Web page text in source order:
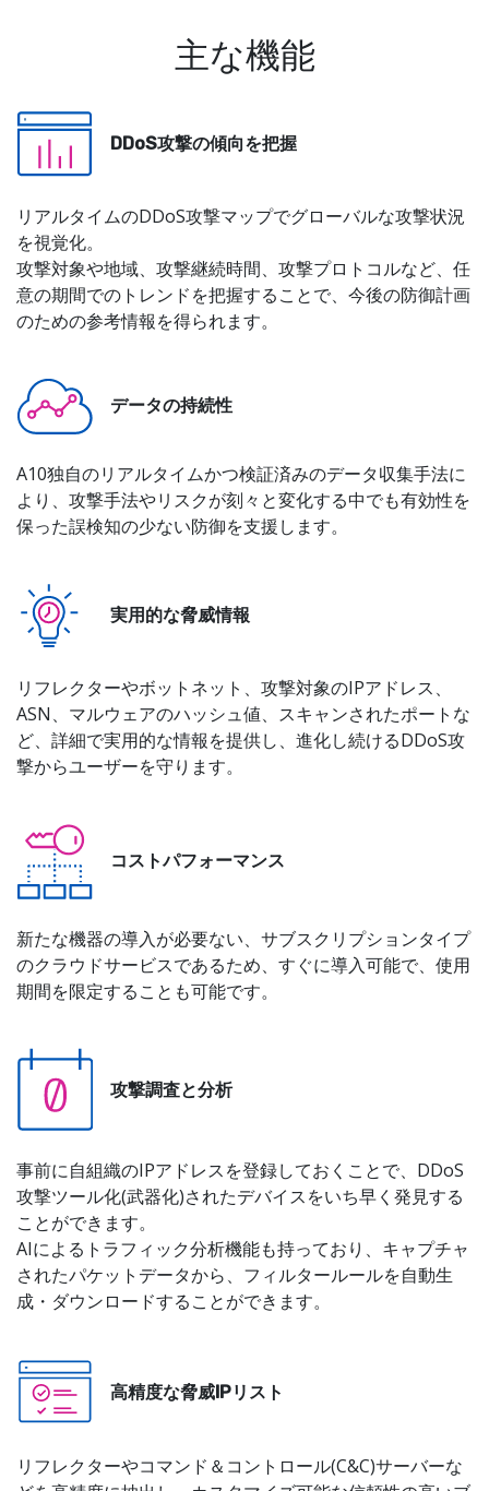
主な機能
DDoS攻撃の傾向を把握
リアルタイムのDDoS攻撃マップでグローバルな攻撃状況
を視覚化。
攻撃対象や地域、攻撃継続時間、攻撃プロトコルなど、任
意の期間でのトレンドを把握することで、今後の防御計画
のための参考情報を得られます。
データの持続性
A10独自のリアルタイムかつ検証済みのデータ収集手法に
より、攻撃手法やリスクが刻々と変化する中でも有効性を
保った誤検知の少ない防御を支援します。
実用的な脅威情報
リフレクターやボットネット、攻撃対象のIPアドレス、
ASN、マルウェアのハッシュ値、スキャンされたポートな
ど、詳細で実用的な情報を提供し、進化し続けるDDoS攻
撃からユーザーを守ります。
コストパフォーマンス
新たな機器の導入が必要ない、サブスクリプションタイプ
のクラウドサービスであるため、すぐに導入可能で、使用
期間を限定することも可能です。
攻撃調査と分析
事前に自組織のIPアドレスを登録しておくことで、DDoS
攻撃ツール化(武器化)されたデバイスをいち早く発見する
ことができます。
AIによるトラフィック分析機能も持っており、キャプチャ
されたパケットデータから、フィルタールールを自動生
成・ダウンロードすることができます。
高精度な脅威IPリスト
リフレクターやコマンド＆コントロール(C&C)サーバーな